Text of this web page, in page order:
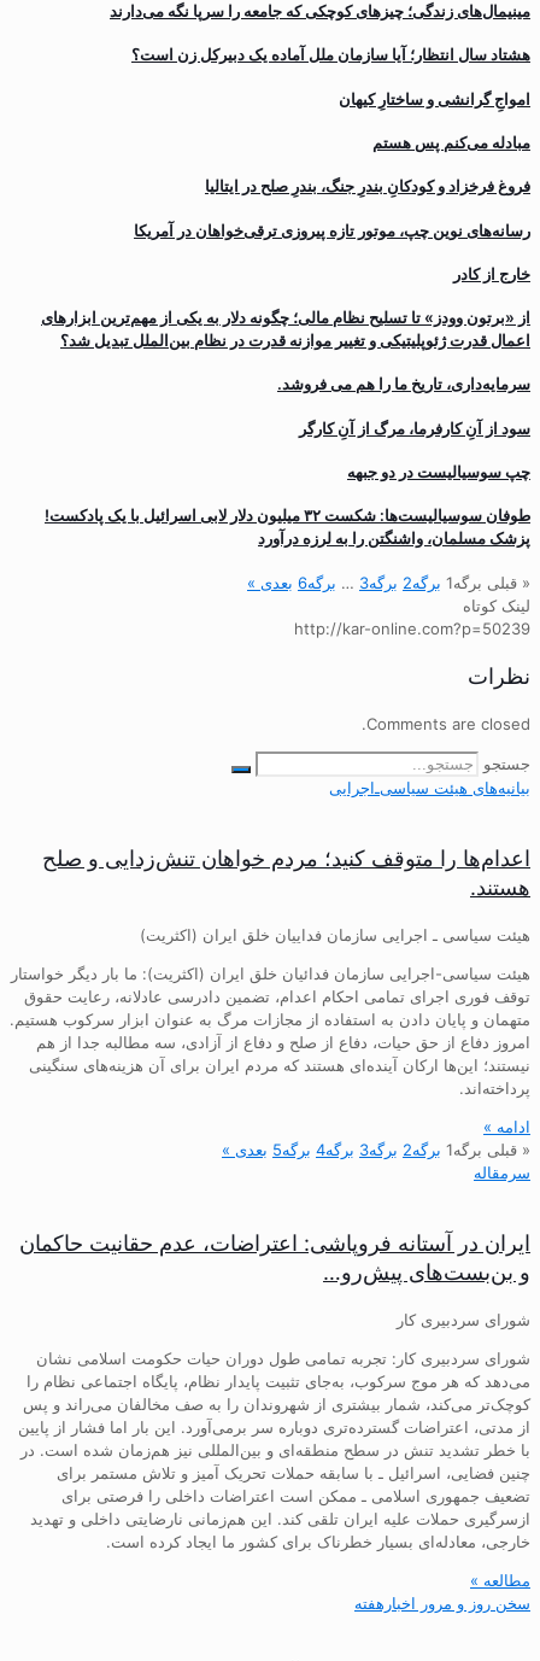
مینیمال‌های زندگی؛ چیزهای کوچکی که جامعه را سرپا نگه می‌دارند
هشتاد سال انتظار؛ آیا سازمان ملل آماده یک دبیرکل زن است؟
‌امواجِ گرانشی و ساختارِ کیهان
مبادله می‌کنم پس هستم
فروغ فرخزاد و کودکانِ بندرِ جنگ، بندرِ صلح در ایتالیا
رسانه‌های نوین چپ، موتور تازه پیروزی ترقی‌خواهان در آمریکا
خارج از کادر
از «برتون وودز» تا تسلیح نظام مالی؛ چگونه دلار به یکی از مهم‌ترین ابزارهای
اعمال قدرت ژئوپلیتیکی و تغییر موازنه قدرت در نظام بین‌الملل تبدیل شد؟
سرمایه‌داری، تاریخ ما را هم می فروشد.
سود از آنِ کارفرما، مرگ از آنِ کارگر
چپ سوسیالیست در دو جبهه
طوفان سوسیالیست‌ها: شکست ۳۲ میلیون دلار لابی اسرائیل با یک پادکست!
پزشک مسلمان، واشنگتن را به لرزه درآورد
« قبلی برگه1 برگه2 برگه3
… برگه6 بعدی »
لینک کوتاه
http://kar-online.com?p=50239
نظرات
Comments are closed.
جستجو
بیانیه‌های هیئت‌ سیاسی‌ـ‌اجرایی
اعدام‌ها را متوقف کنید؛ مردم خواهان تنش‌زدایی و صلح
هستند.
هیئت سیاسی ـ اجرایی سازمان فداییان خلق ایران (اکثریت)
هیئت سیاسی-اجرایی سازمان فدائیان خلق ایران (اکثریت): ما بار دیگر خواستار
توقف فوری اجرای تمامی احکام اعدام، تضمین دادرسی عادلانه، رعایت حقوق
متهمان و پایان دادن به استفاده از مجازات مرگ به عنوان ابزار سرکوب هستیم.
امروز دفاع از حق حیات، دفاع از صلح و دفاع از آزادی، سه مطالبه جدا از هم
نیستند؛ این‌ها ارکان آینده‌ای هستند که مردم ایران برای آن هزینه‌های سنگینی
پرداخته‌اند.
ادامه »
« قبلی برگه1 برگه2 برگه3 برگه4 برگه5 بعدی »
سرمقاله
ایران در آستانه فروپاشی: اعتراضات، عدم حقانیت حاکمان
و بن‌بست‌های پیش‌رو…
شورای سردبیری کار
شورای سردبیری کار: تجربه تمامی طول دوران حیات حکومت اسلامی نشان
می‌دهد که هر موج سرکوب، به‌جای تثبیت پایدار نظام، پایگاه اجتماعی نظام را
کوچک‌تر می‌کند، شمار بیشتری از شهروندان را به صف مخالفان می‌راند و پس
از مدتی، اعتراضات گسترده‌تری دوباره سر برمی‌آورد. این بار اما فشار از پایین
با خطر تشدید تنش در سطح منطقه‌ای و بین‌المللی نیز هم‌زمان شده است. در
چنین فضایی، اسرائیل ـ با سابقه حملات تحریک آمیز و تلاش مستمر برای
تضعیف جمهوری اسلامی ـ ممکن است اعتراضات داخلی را فرصتی برای
ازسرگیری حملات علیه ایران تلقی کند. این هم‌زمانی نارضایتی داخلی و تهدید
خارجی، معادله‌ای بسیار خطرناک برای کشور ما ایجاد کرده است.
مطالعه »
سخن روز و مرور اخبارهفته